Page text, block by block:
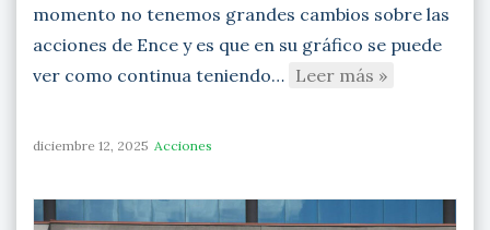
momento no tenemos grandes cambios sobre las
acciones de Ence y es que en su gráfico se puede
ver como continua teniendo… Leer más »
diciembre 12, 2025 Acciones